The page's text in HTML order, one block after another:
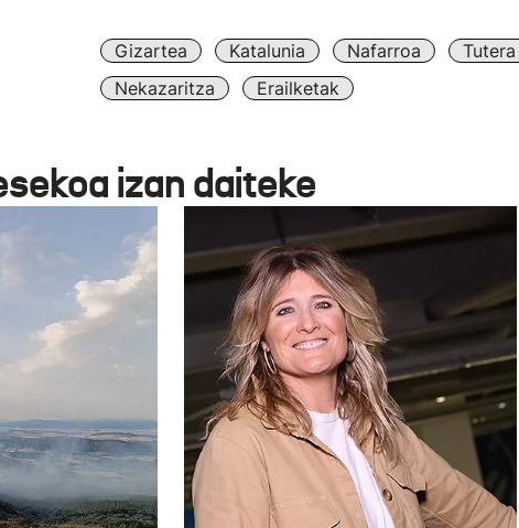
Gizartea Katalunia Nafarroa Tutera
Nekazaritza
Erailketak
izan daiteke